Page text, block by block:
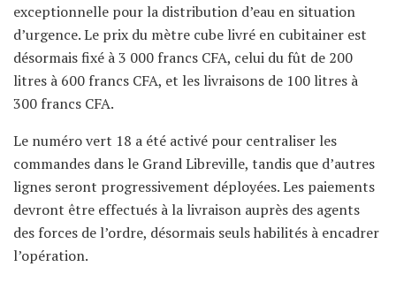
exceptionnelle pour la distribution d’eau en situation
d’urgence. Le prix du mètre cube livré en cubitainer est
désormais fixé à 3 000 francs CFA, celui du fût de 200
litres à 600 francs CFA, et les livraisons de 100 litres à
300 francs CFA.
Le numéro vert 18 a été activé pour centraliser les
commandes dans le Grand Libreville, tandis que d’autres
lignes seront progressivement déployées. Les paiements
devront être effectués à la livraison auprès des agents
des forces de l’ordre, désormais seuls habilités à encadrer
l’opération.